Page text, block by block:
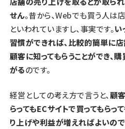
せん。昔から、Webでも買う人は
といわれていますし、事実です。い
習慣ができれば、比較的簡単に
顧客に知ってもらうことができ、
がるのです。
経営としての考え方で言うと、顧
らってもECサイトで買ってもらっ
り上げや利益が増えればよいの